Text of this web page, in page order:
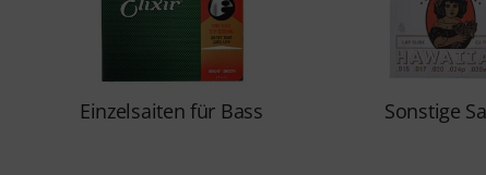
Einzelsaiten für Bass Sonstige